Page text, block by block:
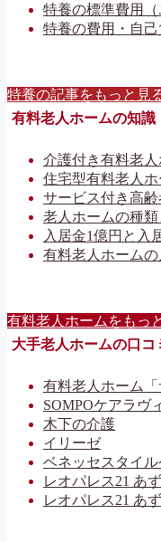
特養の標準費用（
特養の費用・自己
特養の記事をもっと見
有料老人ホームの知識
介護付き有料老
住宅型有料老人
サービス付き高
老人ホームの種
入居金1億円と入
有料老人ホーム
有料老人ホームをもっ
大手老人ホームの口コ
有料老人ホーム「
SOMPOケアラヴ
木下の介護
イリーゼ
ベネッセスタイル
レオパレス21 あ
レオパレス21 あ